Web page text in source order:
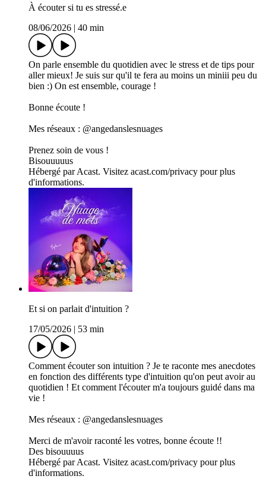
À écouter si tu es stressé.e
08/06/2026
40 min
On parle ensemble du quotidien avec le stress et de tips pour
aller mieux! Je suis sur qu'il te fera au moins un miniii peu du
bien :) On est ensemble, courage !
Bonne écoute !
Mes réseaux : @angedanslesnuages
Prenez soin de vous !
Bisouuuuus
Hébergé par Acast. Visitez acast.com/privacy pour plus
d'informations.
Et si on parlait d'intuition ?
17/05/2026
53 min
Comment écouter son intuition ? Je te raconte mes anecdotes
en fonction des différents type d'intuition qu'on peut avoir au
quotidien ! Et comment l'écouter m'a toujours guidé dans ma
vie !
Mes réseaux : @angedanslesnuages
Merci de m'avoir raconté les votres, bonne écoute !!
Des bisouuuus
Hébergé par Acast. Visitez acast.com/privacy pour plus
d'informations.